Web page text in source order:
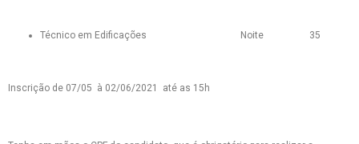
Técnico em Edificações Noite 35
Inscrição de 07/05 à 02/06/2021 até as 15h